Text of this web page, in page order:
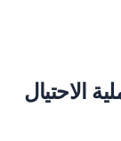
الاحتيال